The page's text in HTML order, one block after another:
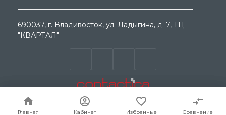
Главная Кабинет Избранные Сравнение
Главная Кабинет Избранные Сравнение
690037, г. Владивосток, ул. Ладыгина, д. 7, ТЦ
"КВАРТАЛ"
электротехнического оборудования. Все права
защищены.